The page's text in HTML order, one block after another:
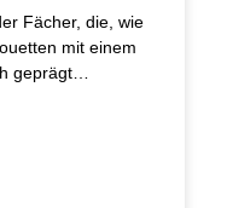
Fächer, die, wie
mit einem
geprägt…